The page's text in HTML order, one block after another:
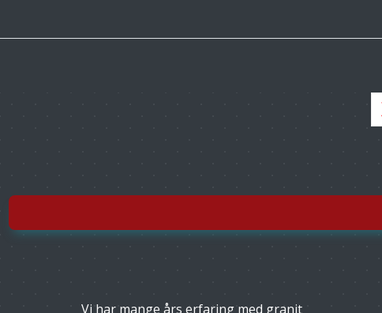
Vi har mange års erfaring med granit